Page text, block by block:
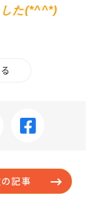
した(*^^*)
記事